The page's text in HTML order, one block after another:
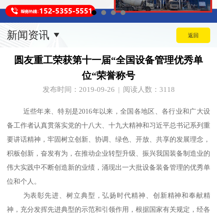
新闻资讯 返回
圆友重工荣获第十一届“全国设备管理优秀单
位“荣誉称号
发布时间：2019-09-26 阅读人数：3118
近些年来、特别是2016年以来，全国各地区、各行业和广大设
备工作者认真贯落实党的十八大、十九大精神和习近平总书记系列重
要讲话精神，牢固树立创新、协调、绿色、开放、共享的发展理念，
积板创新，奋发有为，在推动企业转型升级、振兴我国装备制造业的
伟大实践中不断创造新的业绩，涌现出一大批设备装备管理的优秀单
位和个人。
为表彰先进、树立典型，弘扬时代精神、创新精神和奉献精
神，充分发挥先进典型的示范和引领作用，根据国家有关规定，经各